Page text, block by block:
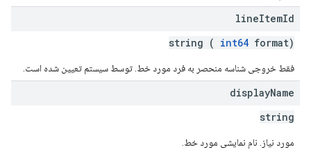
lineItemId
string ( int64 format)
فقط خروجی شناسه منحصر به فرد مورد خط. توسط سیستم تعیین شده است.
displayName
string
مورد نیاز. نام نمایشی مورد خط.